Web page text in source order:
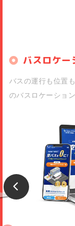
バスロケー
バスの運行も位置
のバスロケーショ